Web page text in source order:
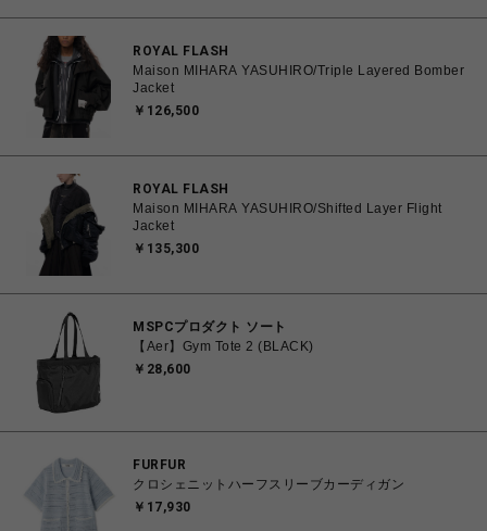
ROYAL FLASH
Maison MIHARA YASUHIRO/Triple Layered Bomber
Jacket
￥126,500
ROYAL FLASH
Maison MIHARA YASUHIRO/Shifted Layer Flight
Jacket
￥135,300
MSPCプロダクト ソート
【Aer】Gym Tote 2 (BLACK)
￥28,600
FURFUR
クロシェニットハーフスリーブカーディガン
￥17,930